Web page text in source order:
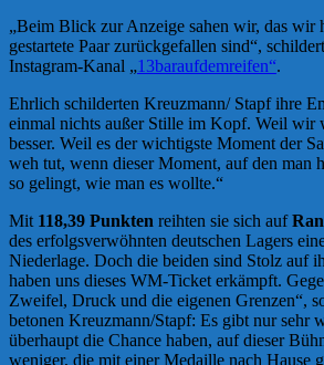
„Beim Blick zur Anzeige sahen wir, das wir
gestartete Paar zurückgefallen sind“,
Instagram-Kanal „13baraufdemreifen“.
Ehrlich schilderten Kreuzmann/ Stapf ihre
einmal nichts außer Stille im Kopf. Weil wir
besser. Weil es der wichtigste Moment der
weh tut, wenn dieser Moment, auf den man
so gelingt, wie man es wollte.“
Mit 118,39 Punkten reihten sie sich auf
des erfolgsverwöhnten deutschen Lagers
Niederlage. Doch die beiden sind Stolz auf
haben uns dieses WM-Ticket erkämpft.
Zweifel, Druck und die eigenen Grenzen“,
betonen Kreuzmann/Stapf: Es gibt nur sehr
überhaupt die Chance haben, auf dieser
weniger, die mit einer Medaille nach Hause